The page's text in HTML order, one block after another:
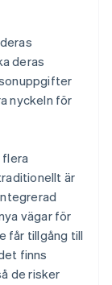
deras
nyckeln för
flera
är
vägar för
får tillgång till
finns
de risker